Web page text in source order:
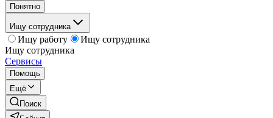
Понятно
Ищу сотрудника
Ищу работу
Ищу сотрудника
Ищу сотрудника
Сервисы
Помощь
Ещё
Поиск